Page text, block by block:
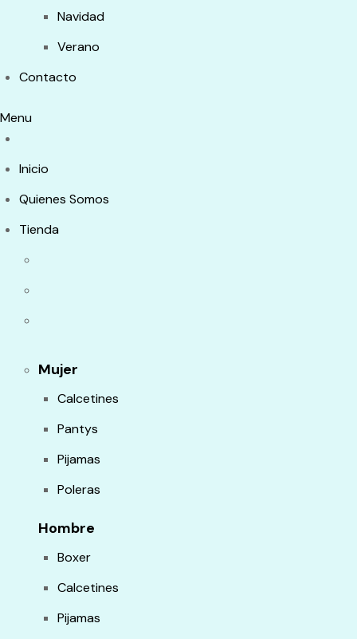
Navidad
Verano
Contacto
Menu
Inicio
Quienes Somos
Tienda
Mujer
Calcetines
Pantys
Pijamas
Poleras
Hombre
Boxer
Calcetines
Pijamas